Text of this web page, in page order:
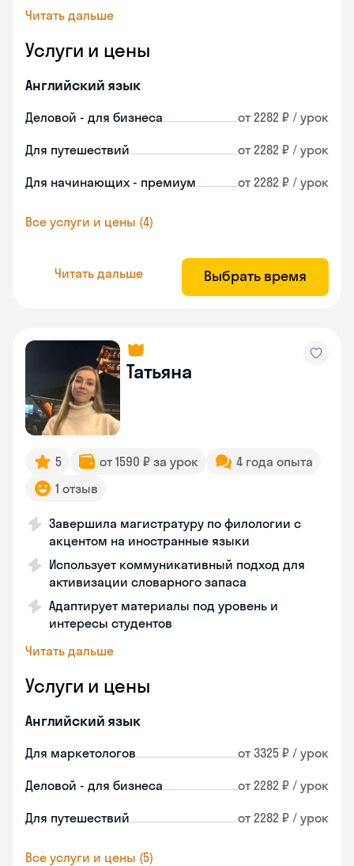
Читать дальше
Услуги и цены
Английский язык
Деловой - для бизнеса от 2282 ₽ / урок
Для путешествий от 2282 ₽ / урок
Для начинающих - премиум от 2282 ₽ / урок
Все услуги и цены (4)
Читать дальше Выбрать время
Татьяна
5 от 1590 ₽ за урок
4 года опыта
1 отзыв
Завершила магистратуру по филологии с
акцентом на иностранные языки
Использует коммуникативный подход для
активизации словарного запаса
Адаптирует материалы под уровень и
интересы студентов
Читать дальше
Услуги и цены
Английский язык
Для маркетологов от 3325 ₽ / урок
Деловой - для бизнеса от 2282 ₽ / урок
Для путешествий от 2282 ₽ / урок
Все услуги и цены (5)